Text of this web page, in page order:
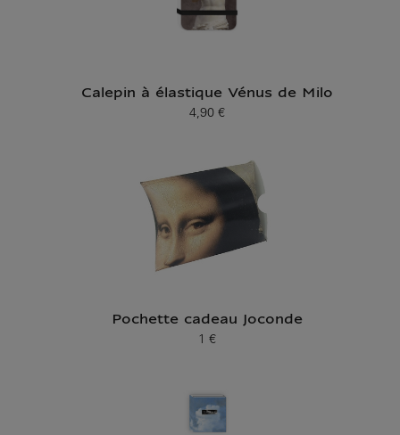
Calepin à élastique Vénus de Milo
Prix ​​actuel
4,90 €
Pochette cadeau Joconde
Prix ​​actuel
1 €